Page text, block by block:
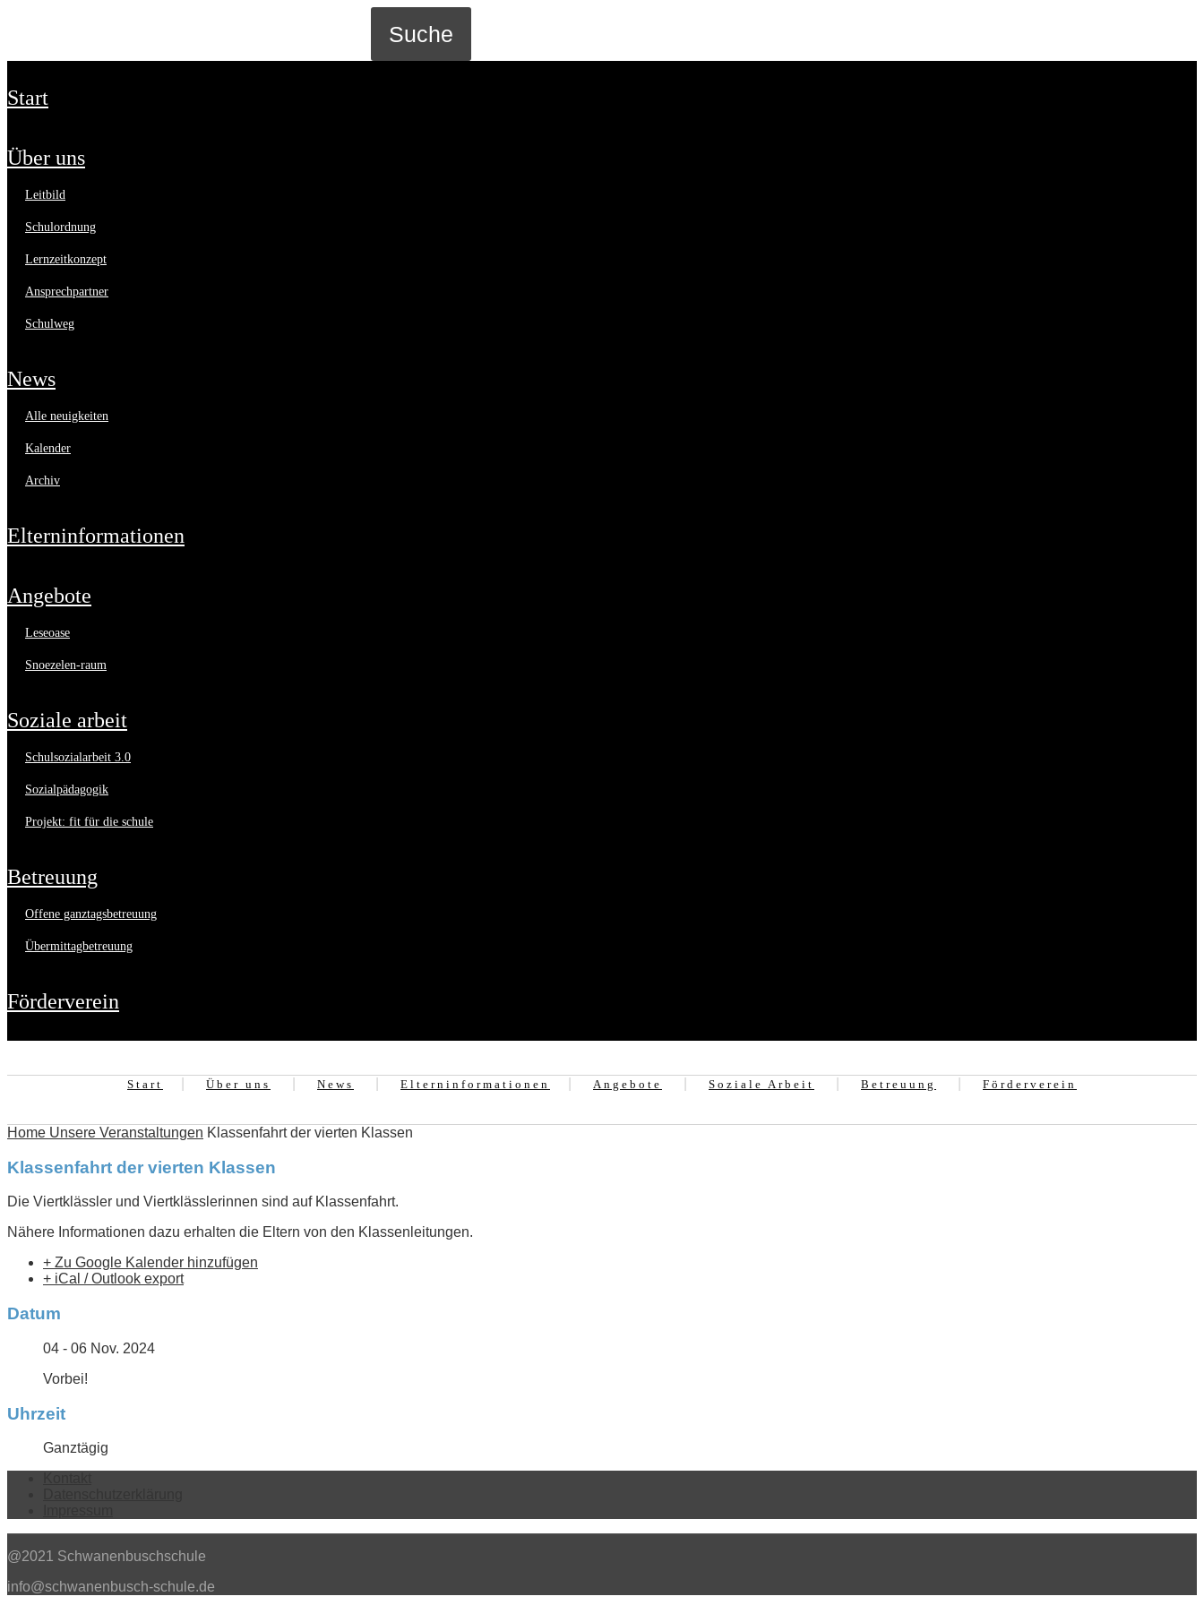
start
über uns
leitbild
schulordnung
lernzeitkonzept
ansprechpartner
schulweg
news
alle neuigkeiten
kalender
archiv
elterninformationen
angebote
leseoase
snoezelen-raum
soziale arbeit
schulsozialarbeit 3.0
sozialpädagogik
projekt: fit für die schule
betreuung
offene ganztagsbetreuung
übermittagbetreuung
förderverein
Start Über uns News Elterninformationen Angebote Soziale Arbeit Betreuung Förderverein
Home Unsere Veranstaltungen Klassenfahrt der vierten Klassen
Klassenfahrt der vierten Klassen
Die Viertklässler und Viertklässlerinnen sind auf Klassenfahrt.
Nähere Informationen dazu erhalten die Eltern von den Klassenleitungen.
+ Zu Google Kalender hinzufügen
+ iCal / Outlook export
Datum
04 - 06 Nov. 2024
Vorbei!
Uhrzeit
Ganztägig
@2021 Schwanenbuschschule
info@schwanenbusch-schule.de